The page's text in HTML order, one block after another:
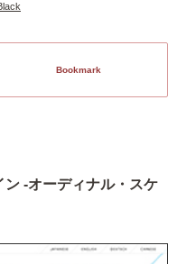
Bookmark
-オーディナル・スケ